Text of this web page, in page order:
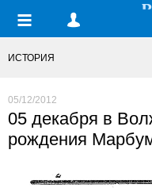
ИСТОРИЯ
05/12/2012
05 декабря в
рождения